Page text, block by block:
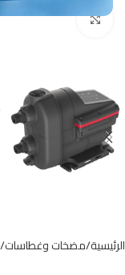
Click to enlarge
الرئيسية مضخات وغطاسات